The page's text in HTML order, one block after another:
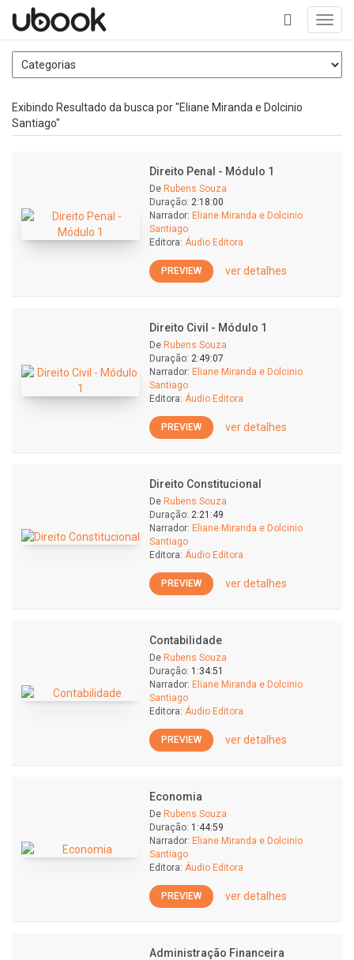
+
Exibindo Resultado da busca por "Eliane Miranda e Dolcinio
Santiago"
Direito Penal - Módulo 1
De Rubens Souza
Duração: 2:18:00
Narrador: Eliane Miranda e Dolcinio
Santiago
Editora: Áudio Editora
PREVIEW ver detalhes
Direito Civil - Módulo 1
De Rubens Souza
Duração: 2:49:07
Narrador: Eliane Miranda e Dolcinio
Santiago
Editora: Áudio Editora
PREVIEW ver detalhes
Direito Constitucional
De Rubens Souza
Duração: 2:21:49
Narrador: Eliane Miranda e Dolcinio
Santiago
Editora: Áudio Editora
PREVIEW ver detalhes
Contabilidade
De Rubens Souza
Duração: 1:34:51
Narrador: Eliane Miranda e Dolcinio
Santiago
Editora: Áudio Editora
PREVIEW ver detalhes
Economia
De Rubens Souza
Duração: 1:44:59
Narrador: Eliane Miranda e Dolcinio
Santiago
Editora: Áudio Editora
PREVIEW ver detalhes
Administração Financeira